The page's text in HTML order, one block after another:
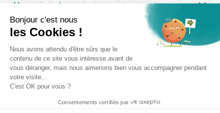
Menu principal
Autres liens
© Autonomie & Solidarité 2026. - Tous droits réservés -Plan